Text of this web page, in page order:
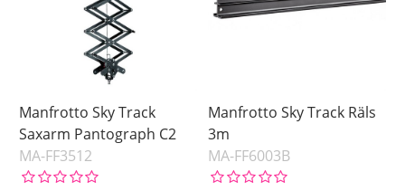
Manfrotto Sky Track
Saxarm Pantograph C2
MA-FF3512
Manfrotto Sky Track Räls
3m
MA-FF6003B